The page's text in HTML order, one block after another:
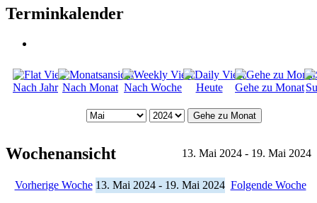
Terminkalender
Nach Jahr Nach Monat Nach Woche Heute Gehe zu Monat
Gehe zu Monat
Wochenansicht 13. Mai 2024 - 19. Mai 2024
Vorherige Woche 13. Mai 2024 - 19. Mai 2024 Folgende Woche